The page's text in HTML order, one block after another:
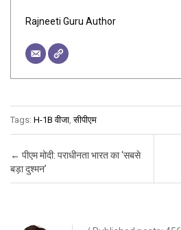
Rajneeti Guru Author
Tags: H-1B वीजा ,सीपीएम
Post navigation
← पीएम मोदी: पराधीनता भारत का ‘सबसे
बड़ा दुश्मन’